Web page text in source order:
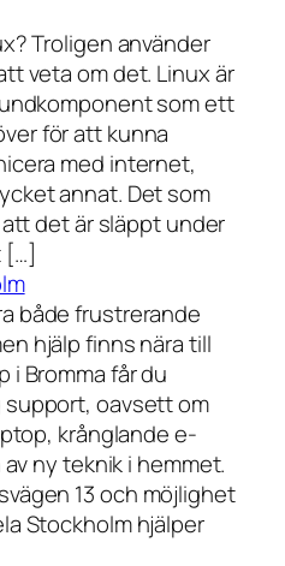
Troligen använder
veta om det. Linux är
som ett
för att kunna
med internet,
annat. Det som
det är släppt under
[…]
både frustrerande
hjälp finns nära till
i Bromma får du
oavsett om
krånglande e-
ny teknik i hemmet.
13 och möjlighet
Stockholm hjälper